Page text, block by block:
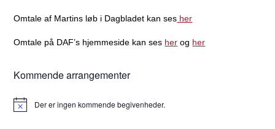
Omtale af Martins løb i Dagbladet kan ses her
Omtale på DAF’s hjemmeside kan ses her og her
Kommende arrangementer
Notice Der er ingen kommende begivenheder.